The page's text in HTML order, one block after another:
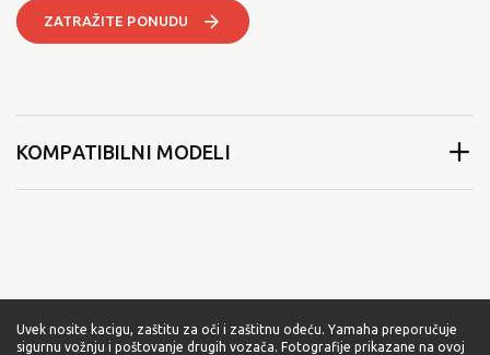
ZATRAŽITE PONUDU
KOMPATIBILNI MODELI
Uvek nosite kacigu, zaštitu za oči i zaštitnu odeću. Yamaha preporučuje
sigurnu vožnju i poštovanje drugih vozača. Fotografije prikazane na ovoj